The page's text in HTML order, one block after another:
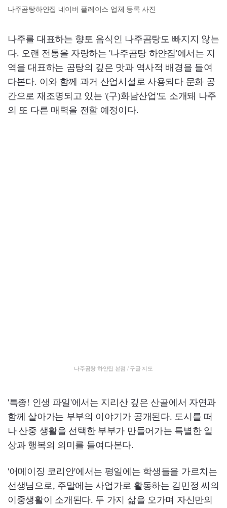
나주곰탕하얀집 네이버 플레이스 업체 등록 사진
나주를 대표하는 향토 음식인 나주곰탕도 빠지지 않는
다. 오랜 전통을 자랑하는 '나주곰탕 하얀집'에서는 지
역을 대표하는 곰탕의 깊은 맛과 역사적 배경을 들여
다본다. 이와 함께 과거 산업시설로 사용되다 문화 공
간으로 재조명되고 있는 '(구)화남산업'도 소개돼 나주
의 또 다른 매력을 전할 예정이다.
나주곰탕 하얀집 본점 / 구글 지도
'특종! 인생 파일'에서는 지리산 깊은 산골에서 자연과
함께 살아가는 부부의 이야기가 공개된다. 도시를 떠
나 산중 생활을 선택한 부부가 만들어가는 특별한 일
상과 행복의 의미를 들여다본다.
'어메이징 코리안'에서는 평일에는 학생들을 가르치는
선생님으로, 주말에는 사업가로 활동하는 김민정 씨의
이중생활이 소개된다. 두 가지 삶을 오가며 자신만의